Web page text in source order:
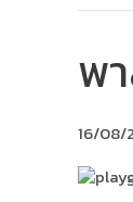
พ
16/08/
ลูก
ไป
เด็ก
มี